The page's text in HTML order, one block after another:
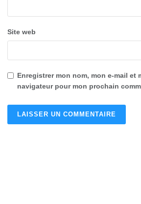
Site web
Enregistrer mon nom, mon e-mail et
navigateur pour mon prochain